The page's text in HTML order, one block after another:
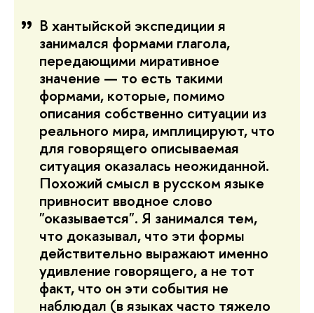
В хантыйской экспедиции я
занимался формами глагола,
передающими миративное
значение — то есть такими
формами, которые, помимо
описания собственно ситуации из
реального мира, имплицируют, что
для говорящего описываемая
ситуация оказалась неожиданной.
Похожий смысл в русском языке
привносит вводное слово
"оказывается". Я занимался тем,
что доказывал, что эти формы
действительно выражают именно
удивление говорящего, а не тот
факт, что он эти события не
наблюдал (в языках часто тяжело